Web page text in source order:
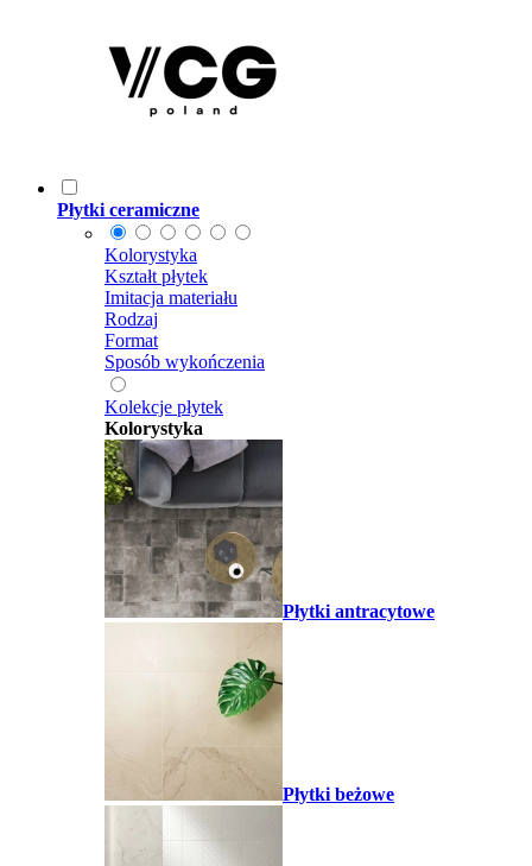
Płytki ceramiczne
Kolorystyka
Kształt płytek
Imitacja materiału
Rodzaj
Format
Sposób wykończenia
Kolekcje płytek
Kolorystyka
Płytki antracytowe
Płytki beżowe